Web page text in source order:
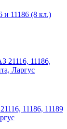
и 11186 (8 кл.)
11186, 11189